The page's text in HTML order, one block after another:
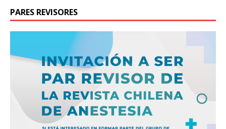
PARES REVISORES